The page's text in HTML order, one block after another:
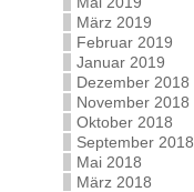
März 2019
Februar 2019
Januar 2019
Dezember 2018
November 2018
Oktober 2018
September 2018
Mai 2018
März 2018